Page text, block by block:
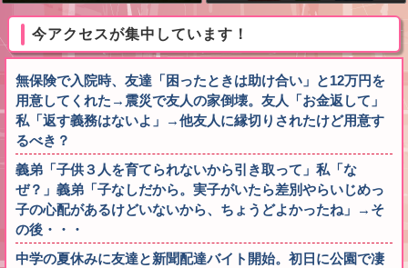
今アクセスが集中しています！
無保険で入院時、友達「困ったときは助け合い」と12万円を
用意してくれた→震災で友人の家倒壊。友人「お金返して」
私「返す義務はないよ」→他友人に縁切りされたけど用意す
るべき？
義弟「子供３人を育てられないから引き取って」私「な
ぜ？」義弟「子なしだから。実子がいたら差別やらいじめっ
子の心配があるけどいないから、ちょうどよかったね」→そ
の後・・・
中学の夏休みに友達と新聞配達バイト開始。初日に公園で凄